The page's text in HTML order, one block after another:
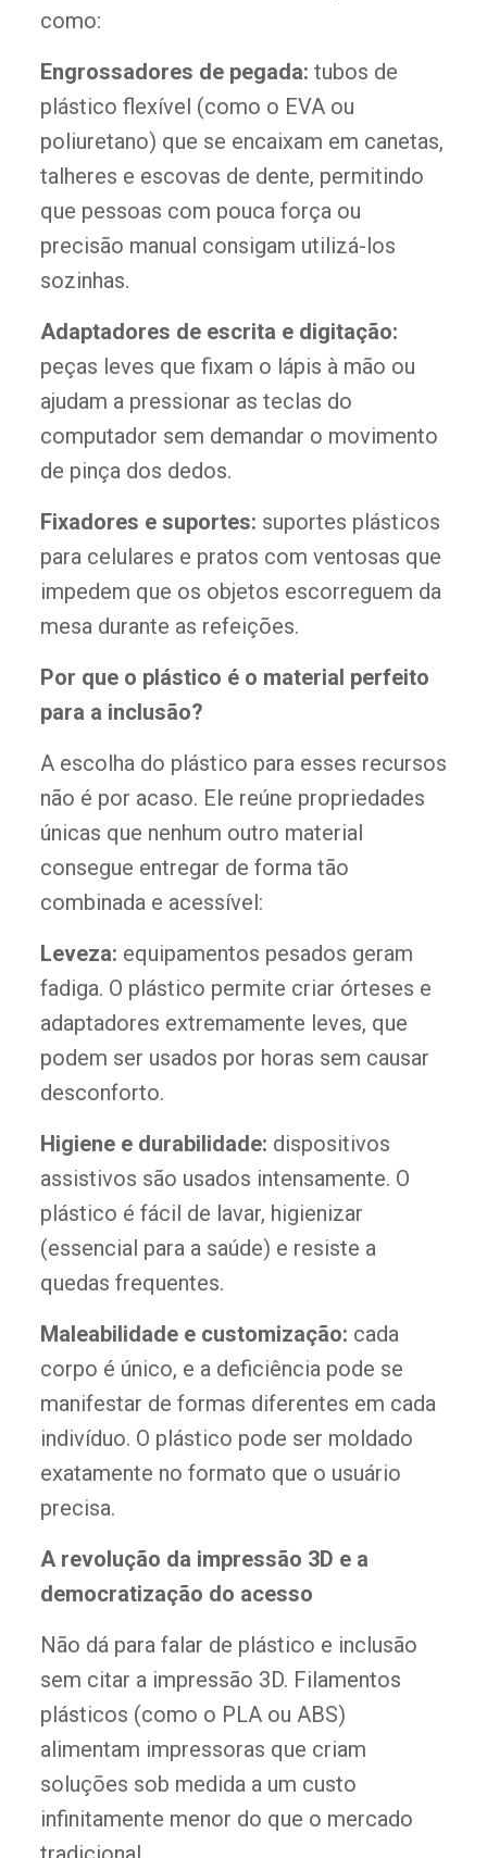
como:
Engrossadores de pegada: tubos de
plástico flexível (como o EVA ou
poliuretano) que se encaixam em canetas,
talheres e escovas de dente, permitindo
que pessoas com pouca força ou
precisão manual consigam utilizá-los
sozinhas.
Adaptadores de escrita e digitação:
peças leves que fixam o lápis à mão ou
ajudam a pressionar as teclas do
computador sem demandar o movimento
de pinça dos dedos.
Fixadores e suportes: suportes plásticos
para celulares e pratos com ventosas que
impedem que os objetos escorreguem da
mesa durante as refeições.
Por que o plástico é o material perfeito
para a inclusão?
A escolha do plástico para esses recursos
não é por acaso. Ele reúne propriedades
únicas que nenhum outro material
consegue entregar de forma tão
combinada e acessível:
Leveza: equipamentos pesados geram
fadiga. O plástico permite criar órteses e
adaptadores extremamente leves, que
podem ser usados por horas sem causar
desconforto.
Higiene e durabilidade: dispositivos
assistivos são usados intensamente. O
plástico é fácil de lavar, higienizar
(essencial para a saúde) e resiste a
quedas frequentes.
Maleabilidade e customização: cada
corpo é único, e a deficiência pode se
manifestar de formas diferentes em cada
indivíduo. O plástico pode ser moldado
exatamente no formato que o usuário
precisa.
A revolução da impressão 3D e a
democratização do acesso
Não dá para falar de plástico e inclusão
sem citar a impressão 3D. Filamentos
plásticos (como o PLA ou ABS)
alimentam impressoras que criam
soluções sob medida a um custo
infinitamente menor do que o mercado